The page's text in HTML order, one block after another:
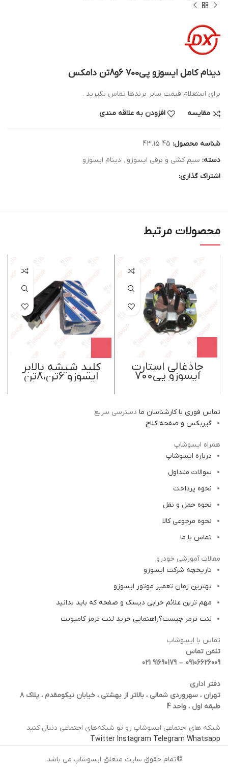
دینام کامل ایسوزو پی700 6و8تن دامکس
برای استعلام قیمت سایر برندها تماس بگیرید .
مقایسه افزودن به علاقه مندی
شناسه محصول: 45 43.15
دسته: سیم کشی و برقی ایسوزو , دینام ایسوزو
اشتراک گذاری:
محصولات مرتبط
جاذغالی استارت
ایسوزو پی700
دامکس
کلید شیشه بالابر
ایسوزو 6تن،8تن
سمت راننده دامکس
تماس فوری با کارشناسان ما دسترسی سریع
گیربکس و صفحه کلاچ
همراه ایسوشاپ
درباره ایسوشاپ
سوالات متداول
نحوه پرداخت
نحوه حمل و نقل
نحوه مرجوعی کالا
تماس با ما
مقالات آموزشی خودرو
تاریخچه شرکت ایسوزو
بهترین زمان تعمیر موتور ایسوزو
مهم ترین علائم خرابی دیسک و صفحه که باید بدانید
لنت ترمز چیست؟راهنمایی خرید لنت ترمز کامیونت
تماس با ایسوشاپ
تلفن تماس
09106626009 – 91690179 021
دفتر اداری
تهران ، سهروردی شمالی ، بالاتر از بهشتی ، خیابان نیکومقدم ، پلاک ۸
طبقه اول ، واحد 4
شبکه‌ های اجتماعی ایسوشاپ رو تو شبکه‌های اجتماعی دنبال کنید
Twitter Instagram Telegram Whatsapp
©تمام حقوق سایت متعلق ایسوشاپ می باشد.